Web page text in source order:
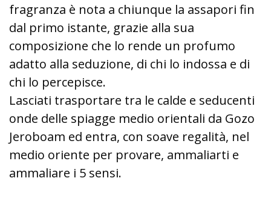
fragranza è nota a chiunque la assapori fin
dal primo istante, grazie alla sua
composizione che lo rende un profumo
adatto alla seduzione, di chi lo indossa e di
chi lo percepisce.
Lasciati trasportare tra le calde e seducenti
onde delle spiagge medio orientali da Gozo
Jeroboam ed entra, con soave regalità, nel
medio oriente per provare, ammaliarti e
ammaliare i 5 sensi.